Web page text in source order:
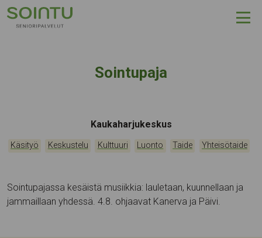
Hyppää sisältöön
Sointupaja
Tapahtumapaikka:
Kaukaharjukeskus
Kategoriat:
Käsityö Keskustelu Kulttuuri Luonto Taide Yhteisötaide
Sointupajassa kesäistä musiikkia: lauletaan, kuunnellaan ja
jammaillaan yhdessä. 4.8. ohjaavat Kanerva ja Päivi.